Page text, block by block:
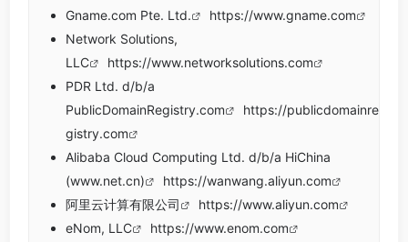
Gname.com Pte. Ltd.
https://www.gname.com
Network Solutions,
LLC
https://www.networksolutions.com
PDR Ltd. d/b/a
PublicDomainRegistry.com
https://publicdomainre
gistry.com
Alibaba Cloud Computing Ltd. d/b/a HiChina
(www.net.cn)
https://wanwang.aliyun.com
阿里云计算有限公司
https://www.aliyun.com
eNom, LLC
https://www.enom.com